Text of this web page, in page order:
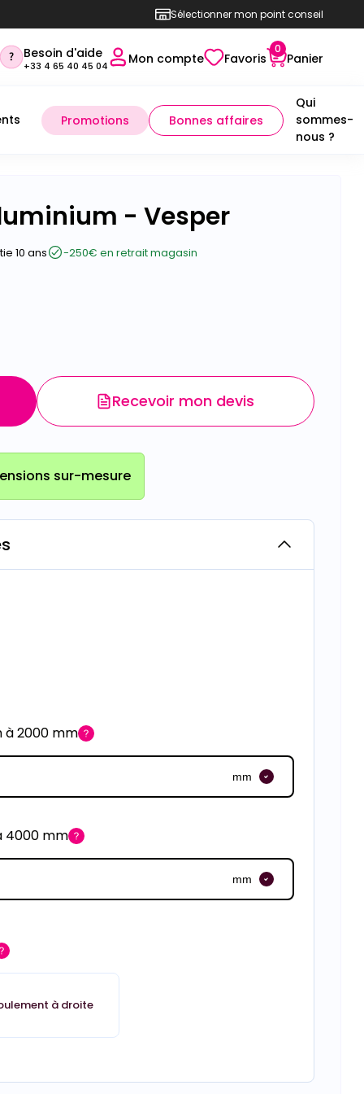
Sélectionner mon point conseil
Besoin d'aide
+33 4 65 40 45 04 Mon compte Favoris
0
Panier
Promotions Bonnes affaires
Qui
sommes-
nous ?
- Vesper
10 ans -250€ en retrait magasin
Recevoir mon devis
sur-mesure
à 2000 mm
mm
4000 mm
mm
à droite